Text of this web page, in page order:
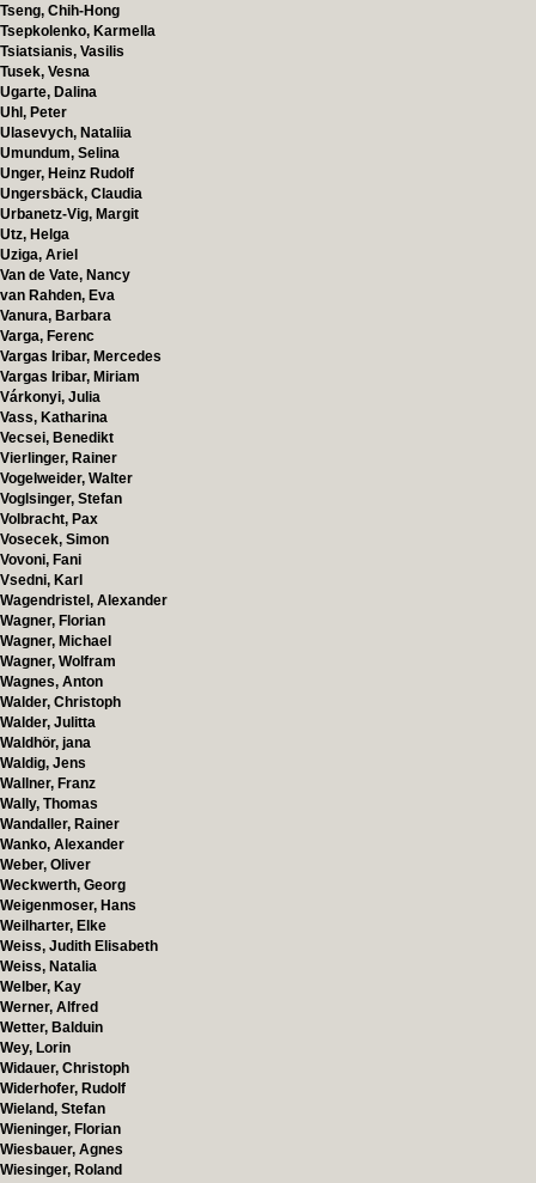
Tseng, Chih-Hong
Tsepkolenko, Karmella
Tsiatsianis, Vasilis
Tusek, Vesna
Ugarte, Dalina
Uhl, Peter
Ulasevych, Nataliia
Umundum, Selina
Unger, Heinz Rudolf
Ungersbäck, Claudia
Urbanetz-Vig, Margit
Utz, Helga
Uziga, Ariel
Van de Vate, Nancy
van Rahden, Eva
Vanura, Barbara
Varga, Ferenc
Vargas Iribar, Mercedes
Vargas Iribar, Miriam
Várkonyi, Julia
Vass, Katharina
Vecsei, Benedikt
Vierlinger, Rainer
Vogelweider, Walter
Voglsinger, Stefan
Volbracht, Pax
Vosecek, Simon
Vovoni, Fani
Vsedni, Karl
Wagendristel, Alexander
Wagner, Florian
Wagner, Michael
Wagner, Wolfram
Wagnes, Anton
Walder, Christoph
Walder, Julitta
Waldhör, jana
Waldig, Jens
Wallner, Franz
Wally, Thomas
Wandaller, Rainer
Wanko, Alexander
Weber, Oliver
Weckwerth, Georg
Weigenmoser, Hans
Weilharter, Elke
Weiss, Judith Elisabeth
Weiss, Natalia
Welber, Kay
Werner, Alfred
Wetter, Balduin
Wey, Lorin
Widauer, Christoph
Widerhofer, Rudolf
Wieland, Stefan
Wieninger, Florian
Wiesbauer, Agnes
Wiesinger, Roland